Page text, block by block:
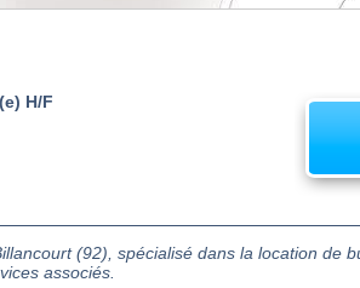
H/F
(92), spécialisé dans la location de
associés.